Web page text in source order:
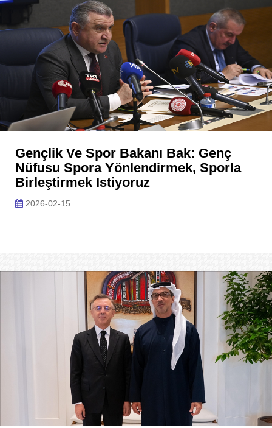
Gençlik Ve Spor Bakanı Bak: Genç
Nüfusu Spora Yönlendirmek, Sporla
Birleştirmek Istiyoruz
2026-02-15